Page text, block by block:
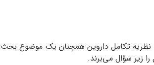
تکامل داروین همچنان یک موضوع
زیر سؤال می‌برند.